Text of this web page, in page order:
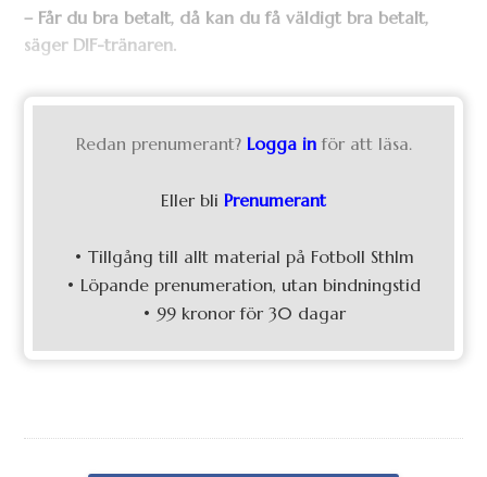
– Får du bra betalt, då kan du få väldigt bra betalt,
säger DIF-tränaren.
Redan prenumerant? Logga in för att läsa.
Eller bli Prenumerant
• Tillgång till allt material på Fotboll Sthlm
• Löpande prenumeration, utan bindningstid
• 99 kronor för 30 dagar